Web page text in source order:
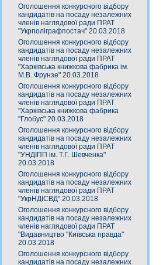
Оголошення конкурсного відбору
кандидатів на посаду незалежних
членів наглядової ради ПРАТ
"Укрполіграфпостач" 20.03.2018
Оголошення конкурсного відбору
кандидатів на посаду незалежних
членів наглядової ради ПРАТ
"Харківська книжкова фабрика ім.
М.В. Фрунзе" 20.03.2018
Оголошення конкурсного відбору
кандидатів на посаду незалежних
членів наглядової ради ПРАТ
"Харківська книжкова фабрика
"Глобус" 20.03.2018
Оголошення конкурсного відбору
кандидатів на посаду незалежних
членів наглядової ради ПРАТ
"УНДІПП ім. Т.Г. Шевченка"
20.03.2018
Оголошення конкурсного відбору
кандидатів на посаду незалежних
членів наглядової ради ПРАТ
"УкрНДІСВД" 20.03.2018
Оголошення конкурсного відбору
кандидатів на посаду незалежних
членів наглядової ради ПРАТ
"Видавництво "Київська правда"
20.03.2018
Оголошення конкурсного відбору
кандидатів на посаду незалежних